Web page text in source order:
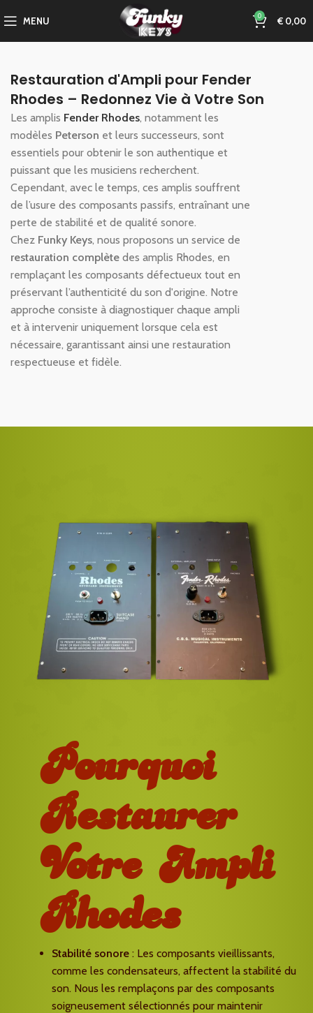
MENU 0 €0,00
Restauration d'Ampli pour Fender
Rhodes – Redonnez Vie à Votre Son
Les amplis Fender Rhodes, notamment les
modèles Peterson et leurs successeurs, sont
essentiels pour obtenir le son authentique et
puissant que les musiciens recherchent.
Cependant, avec le temps, ces amplis souffrent
de l’usure des composants passifs, entraînant une
perte de stabilité et de qualité sonore.
Chez Funky Keys, nous proposons un service de
restauration complète des amplis Rhodes, en
remplaçant les composants défectueux tout en
préservant l’authenticité du son d'origine. Notre
approche consiste à diagnostiquer chaque ampli
et à intervenir uniquement lorsque cela est
nécessaire, garantissant ainsi une restauration
respectueuse et fidèle.
Pourquoi
Restaurer
Votre Ampli
Rhodes
Stabilité sonore: Les composants vieillissants,
comme les condensateurs, affectent la stabilité du
son. Nous les remplaçons par des composants
soigneusement sélectionnés pour maintenir